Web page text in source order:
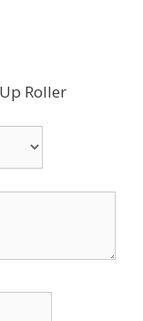
Roller